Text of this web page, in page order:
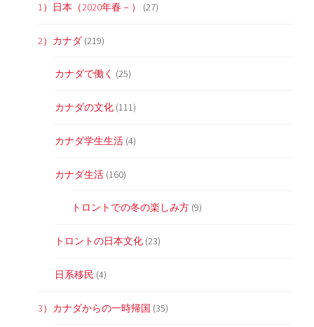
1）日本（2020年春－） (27)
2）カナダ (219)
カナダで働く (25)
カナダの文化 (111)
カナダ学生生活 (4)
カナダ生活 (160)
トロントでの冬の楽しみ方 (9)
トロントの日本文化 (23)
日系移民 (4)
3）カナダからの一時帰国 (35)